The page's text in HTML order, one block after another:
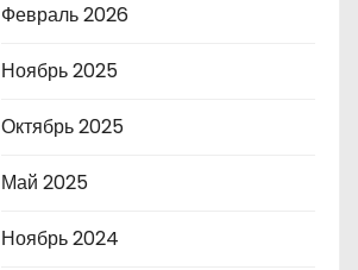
Февраль 2026
Ноябрь 2025
Октябрь 2025
Май 2025
Ноябрь 2024